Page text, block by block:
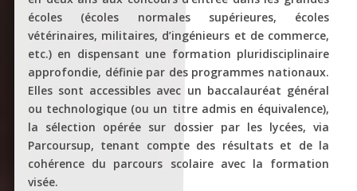
écoles (écoles normales supérieures, écoles
vétérinaires, militaires, d’ingénieurs et de commerce,
etc.) en dispensant une formation pluridisciplinaire
approfondie, définie par des programmes nationaux.
Elles sont accessibles avec un baccalauréat général
ou technologique (ou un titre admis en équivalence),
la sélection opérée sur dossier par les lycées, via
Parcoursup, tenant compte des résultats et de la
cohérence du parcours scolaire avec la formation
visée.